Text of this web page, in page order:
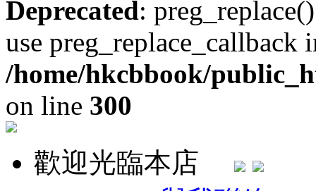
Deprecated:
use preg_replace_callback
/home/hkcbbook/
on line 300
歡迎光臨本店